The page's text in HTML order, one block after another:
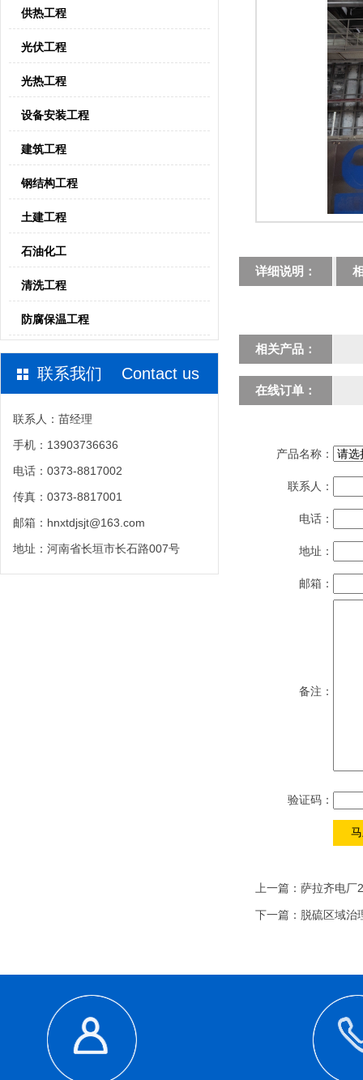
供热工程
光伏工程
光热工程
设备安装工程
建筑工程
钢结构工程
土建工程
石油化工
清洗工程
防腐保温工程
联系我们 Contact us
联系人：苗经理
手机：13903736636
电话：0373-8817002
传真：0373-8817001
邮箱：hnxtdjsjt@163.com
地址：河南省长垣市长石路007号
详细说明：
相关产品：
在线订单：
产品名称：
联系人：
电话：
地址：
邮箱：
备注：
验证码：
上一篇： 萨拉齐电厂
下一篇： 脱硫区域治